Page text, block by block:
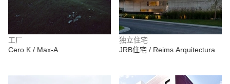
工厂
Cero K / Max-A
独立住宅
JRB住宅 / Reims Arquitectura